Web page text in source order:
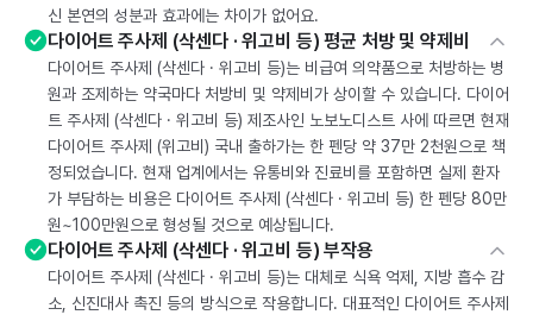
신 본연의 성분과 효과에는 차이가 없어요.
다이어트 주사제 (삭센다 · 위고비 등) 평균 처방 및 약제비
다이어트 주사제 (삭센다 · 위고비 등)는 비급여 의약품으로 처방하는 병
원과 조제하는 약국마다 처방비 및 약제비가 상이할 수 있습니다. 다이어
트 주사제 (삭센다 · 위고비 등) 제조사인 노보노디스트 사에 따르면 현재
다이어트 주사제 (위고비) 국내 출하가는 한 펜당 약 37만 2천원으로 책
정되었습니다. 현재 업계에서는 유통비와 진료비를 포함하면 실제 환자
가 부담하는 비용은 다이어트 주사제 (삭센다 · 위고비 등) 한 펜당 80만
원~100만원으로 형성될 것으로 예상됩니다.
다이어트 주사제 (삭센다 · 위고비 등) 부작용
다이어트 주사제 (삭센다 · 위고비 등)는 대체로 식욕 억제, 지방 흡수 감
소, 신진대사 촉진 등의 방식으로 작용합니다. 대표적인 다이어트 주사제